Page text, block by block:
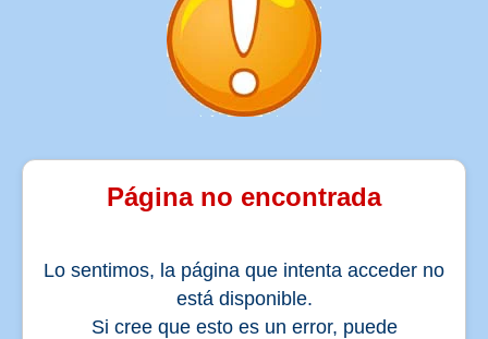
Página no encontrada
Lo sentimos, la página que intenta acceder no
está disponible.
Si cree que esto es un error, puede